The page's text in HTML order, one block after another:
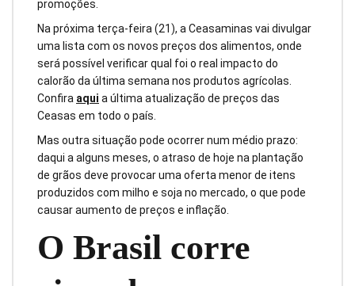
promoções.
Na próxima terça-feira (21), a Ceasaminas vai divulgar
uma lista com os novos preços dos alimentos, onde
será possível verificar qual foi o real impacto do
calorão da última semana nos produtos agrícolas.
Confira aqui a última atualização de preços das
Ceasas em todo o país.
Mas outra situação pode ocorrer num médio prazo:
daqui a alguns meses, o atraso de hoje na plantação
de grãos deve provocar uma oferta menor de itens
produzidos com milho e soja no mercado, o que pode
causar aumento de preços e inflação.
O Brasil corre